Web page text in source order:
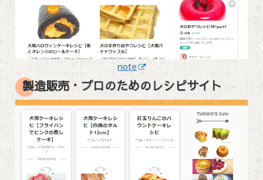
note
製造販売・プロのためのレシピサイト